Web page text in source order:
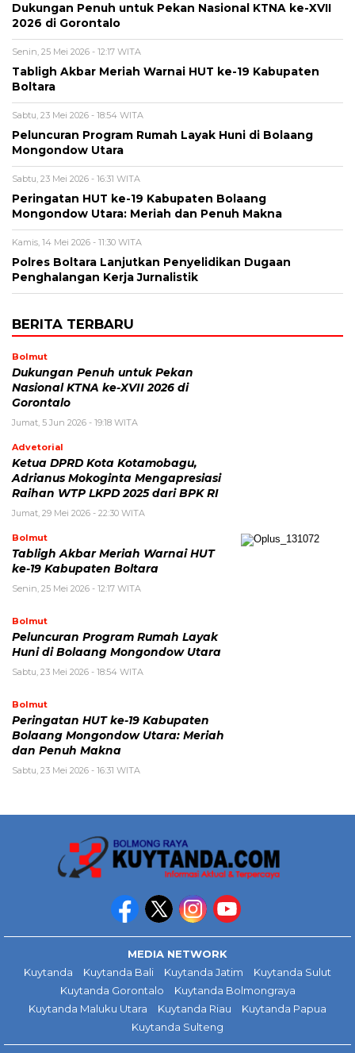
Dukungan Penuh untuk Pekan Nasional KTNA ke-XVII
2026 di Gorontalo
Senin, 25 Mei 2026 - 12:17 WITA
Tabligh Akbar Meriah Warnai HUT ke-19 Kabupaten
Boltara
Sabtu, 23 Mei 2026 - 18:54 WITA
Peluncuran Program Rumah Layak Huni di Bolaang
Mongondow Utara
Sabtu, 23 Mei 2026 - 16:31 WITA
Peringatan HUT ke-19 Kabupaten Bolaang
Mongondow Utara: Meriah dan Penuh Makna
Kamis, 14 Mei 2026 - 11:30 WITA
Polres Boltara Lanjutkan Penyelidikan Dugaan
Penghalangan Kerja Jurnalistik
BERITA TERBARU
Bolmut
Dukungan Penuh untuk Pekan
Nasional KTNA ke-XVII 2026 di
Gorontalo
Jumat, 5 Jun 2026 - 19:18 WITA
Advetorial
Ketua DPRD Kota Kotamobagu,
Adrianus Mokoginta Mengapresiasi
Raihan WTP LKPD 2025 dari BPK RI
Jumat, 29 Mei 2026 - 22:30 WITA
Bolmut
Tabligh Akbar Meriah Warnai HUT
ke-19 Kabupaten Boltara
Senin, 25 Mei 2026 - 12:17 WITA
Bolmut
Peluncuran Program Rumah Layak
Huni di Bolaang Mongondow Utara
Sabtu, 23 Mei 2026 - 18:54 WITA
Bolmut
Peringatan HUT ke-19 Kabupaten
Bolaang Mongondow Utara: Meriah
dan Penuh Makna
Sabtu, 23 Mei 2026 - 16:31 WITA
MEDIA NETWORK
Kuytanda
Kuytanda Bali Kuytanda Jatim
Kuytanda Sulut
Kuytanda Gorontalo
Kuytanda Bolmongraya
Kuytanda Maluku Utara
Kuytanda Riau
Kuytanda Papua
Kuytanda Sulteng